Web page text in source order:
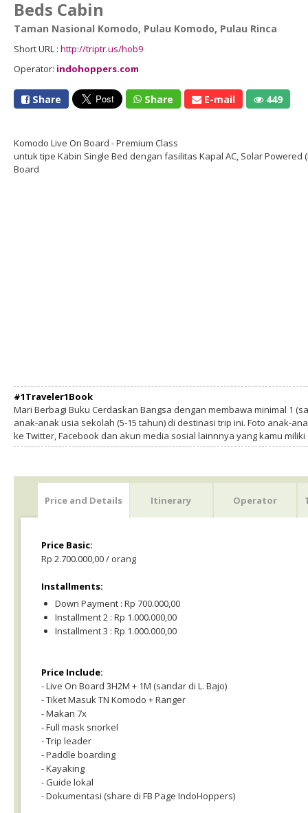
Beds Cabin
Taman Nasional Komodo, Pulau Komodo, Pulau Rinca
Short URL : http://triptr.us/hob9
Operator: indohoppers.com
Share Share E-mail 449
Komodo Live On Board - Premium Class
untuk tipe Kabin Single Bed dengan fasilitas Kapal AC, Solar Powered
Board
#1Traveler1Book
Mari Berbagi Buku Cerdaskan Bangsa dengan membawa minimal 1
anak-anak usia sekolah (5-15 tahun) di destinasi trip ini. Foto anak-
ke Twitter, Facebook dan akun media sosial lainnnya yang kamu
Price and Details Itinerary Operator
Price Basic:
Rp 2.700.000,00 / orang
Installments:
Down Payment : Rp 700.000,00
Installment 2 : Rp 1.000.000,00
Installment 3 : Rp 1.000.000,00
Price Include:
- Live On Board 3H2M + 1M (sandar di L. Bajo)
- Tiket Masuk TN Komodo + Ranger
- Makan 7x
- Full mask snorkel
- Trip leader
- Paddle boarding
- Kayaking
- Guide lokal
- Dokumentasi (share di FB Page IndoHoppers)